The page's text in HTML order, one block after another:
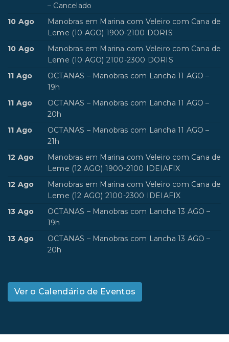
– Cancelado
10 Ago
Manobras em Marina com Veleiro com Cana de
Leme (10 AGO) 1900-2100 DORIS
10 Ago
Manobras em Marina com Veleiro com Cana de
Leme (10 AGO) 2100-2300 DORIS
11 Ago
OCTANAS – Manobras com Lancha 11 AGO –
19h
11 Ago
OCTANAS – Manobras com Lancha 11 AGO –
20h
11 Ago
OCTANAS – Manobras com Lancha 11 AGO –
21h
12 Ago
Manobras em Marina com Veleiro com Cana de
Leme (12 AGO) 1900-2100 IDEIAFIX
12 Ago
Manobras em Marina com Veleiro com Cana de
Leme (12 AGO) 2100-2300 IDEIAFIX
13 Ago
OCTANAS – Manobras com Lancha 13 AGO –
19h
13 Ago
OCTANAS – Manobras com Lancha 13 AGO –
20h
Ver o Calendário de Eventos